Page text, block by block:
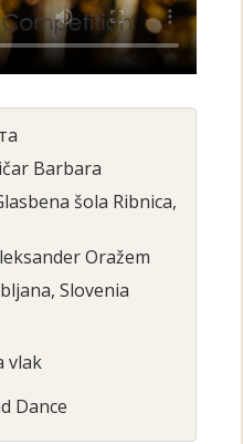
Barbara
šola Ribnica,
Oražem
Slovenia
vlak
Dance